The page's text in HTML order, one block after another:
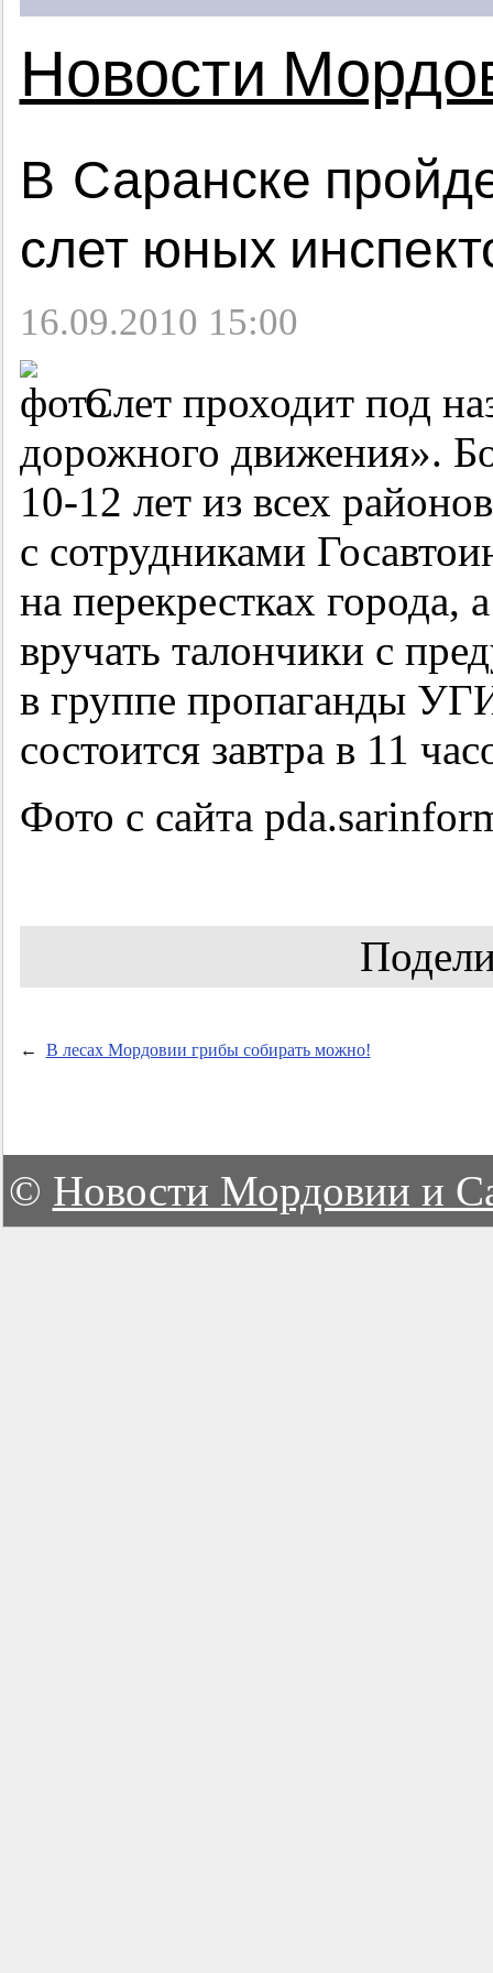
Новости
В Саранске
слет юных
16.09.2010 15:00
Слет проходит под
дорожного движения».
10-12 лет из всех
с сотрудниками
на перекрестках
вручать талончики с
в группе пропаганды
состоится завтра в 11
Фото с сайта
← В лесах Мордовии грибы собирать можно!
© Новости Мордовии и